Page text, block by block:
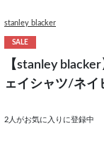
stanley blacker
SALE
【stanley
ェイシャツ/ネイ
2 人がお気に入りに登録中